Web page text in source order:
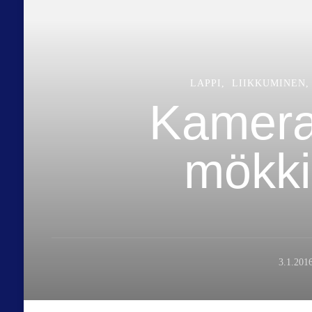
LAPPI LIIKKUMINEN